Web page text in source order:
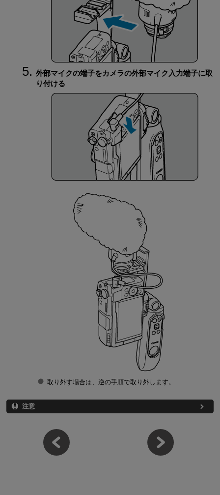
外部マイクの端子をカメラの外部マイク入力端子に取
り付ける
取り外す場合は、逆の手順で取り外します。
注意